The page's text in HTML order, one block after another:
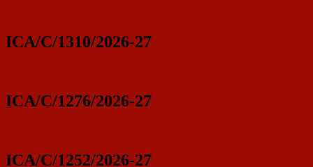
ICA/C/1310/2026-27
ICA/C/1276/2026-27
ICA/C/1252/2026-27